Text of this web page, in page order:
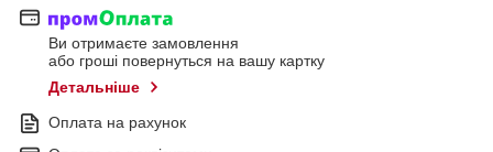
Ви отримаєте замовлення
або гроші повернуться на вашу картку
Детальніше
Оплата на рахунок